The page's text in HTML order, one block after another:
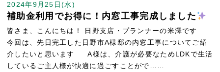
2024年9月25日(水)
補助金利用でお得に！内窓工事完成しました
皆さま、こんにちは！ 日野支店・プランナーの米澤です
今回は、先日完工した日野市A様邸の内窓工事についてご紹
介したいと思います A様は、介護が必要なためLDKで生活
しているご主人様が快適に過ごすことがで……